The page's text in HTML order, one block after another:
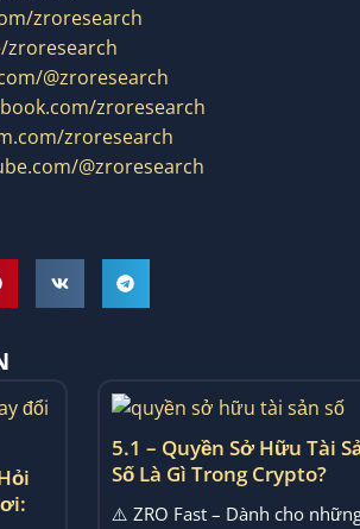
zroresearch
@zroresearch
zroresearch
zroresearch
@zroresearch
5.1 – Quyền Sở Hữu Tài
Số Là Gì Trong Crypto?
⚠️ ZRO Fast – Dành cho